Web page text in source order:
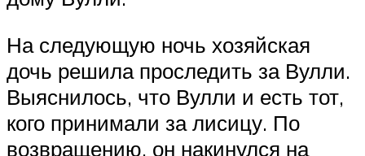
На следующую ночь хозяйская
дочь решила проследить за Вулли.
Выяснилось, что Вулли и есть тот,
кого принимали за лисицу. По
возвращению, он накинулся на